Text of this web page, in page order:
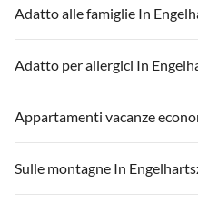
Adatto alle famiglie In
Adatto per allergici In
Appartamenti vacanze
Sulle montagne In